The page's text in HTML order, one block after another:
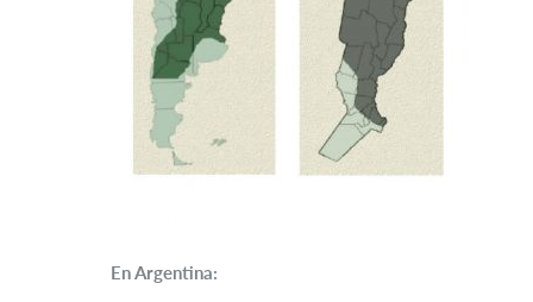
En Argentina: